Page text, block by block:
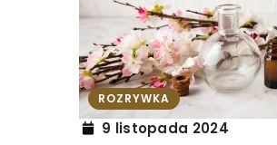
ROZRYWKA
9 listopada 2024
14
Jak